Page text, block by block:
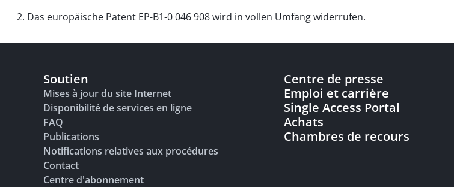
2. Das europäische Patent EP-B1-0 046 908 wird in vollen Umfang widerrufen.
Soutien
Mises à jour du site Internet
Disponibilité de services en ligne
FAQ
Publications
Notifications relatives aux procédures
Contact
Centre d'abonnement
Centre de presse
Emploi et carrière
Single Access Portal
Achats
Chambres de recours